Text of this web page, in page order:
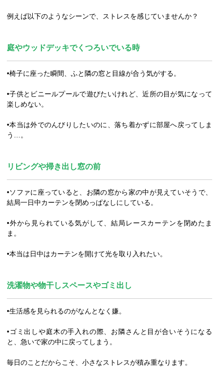
例えば以下のようなシーンで、ストレスを感じていませんか？
庭やウッドデッキでくつろいでいる時
•椅子に座った瞬間、ふと隣の窓と目線が合う気がする。
•子供とビニールプールで遊びたいけれど、近所の目が気になって
楽しめない。
•本当は外でのんびりしたいのに、落ち着かずに部屋へ戻ってしま
う…。
リビングや掃き出し窓の前
•ソファに座っていると、お隣の窓から家の中が見えていそうで、
結局一日中カーテンを閉めっぱなしにしている。
•外から見られている気がして、結局レースカーテンを閉めたま
ま。
•本当は日中はカーテンを開けて光を取り入れたい。
洗濯物や物干しスペースやゴミ出し
•生活感を見られるのがなんとなく嫌。
•ゴミ出しや庭木の手入れの際、お隣さんと目が合いそうになる
と、急いで家の中に戻ってしまう。
毎日のことだからこそ、小さなストレスが積み重なります。